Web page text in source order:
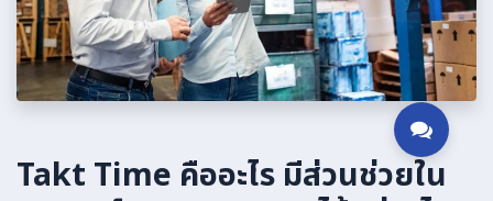
Takt Time คืออะไร มีส่วนช่วยใน